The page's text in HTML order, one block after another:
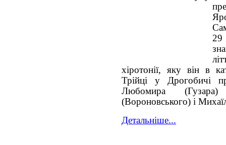
29
хіротонії, яку він в
Трійці у Дрогобичі
Любомира
(Вороновського) і
Детальніше...